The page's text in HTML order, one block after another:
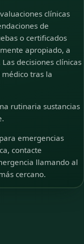
clínicas
de
o certificados
apropiado, a
decisiones clínicas
tras la
rutinaria sustancias
emergencias
contacte
llamando al
cercano.